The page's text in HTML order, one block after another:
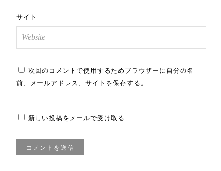
サイト
次回のコメントで使用するためブラウザーに自分の名
前、メールアドレス、サイトを保存する。
新しい投稿をメールで受け取る